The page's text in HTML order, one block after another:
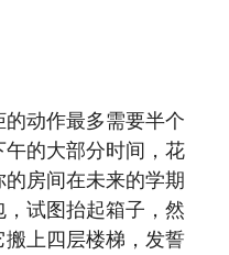
动作最多需要半个
的大部分时间，花
房间在未来的学期
试图抬起箱子，然
上四层楼梯，发誓